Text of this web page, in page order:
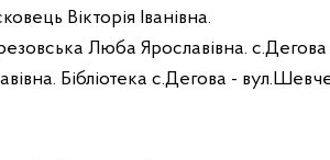
Вікторія Іванівна.
Люба Ярославівна.
Бібліотека с.Дегова -